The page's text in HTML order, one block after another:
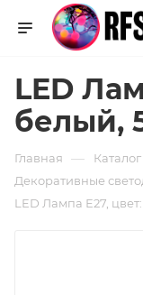
LED
белый,
Главная — Каталог
Декоративные
LED Лампа Е27,